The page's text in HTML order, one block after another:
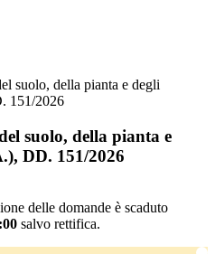
suolo, della pianta e degli
151/2026
suolo, della pianta e
DD. 151/2026
delle domande è scaduto
salvo rettifica.